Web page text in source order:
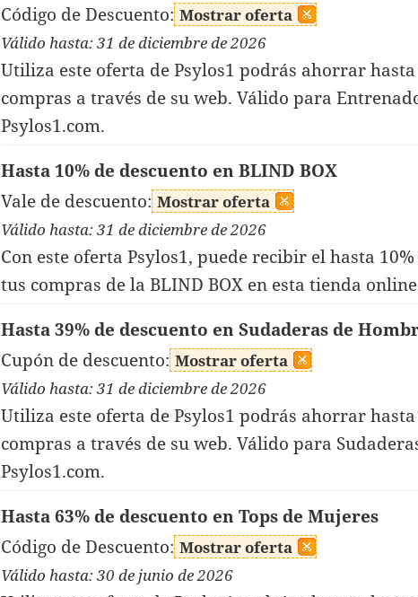
Código de Descuento: Mostrar oferta
Válido hasta: 31 de diciembre de 2026
Utiliza este oferta de Psylos1 podrás ahorrar
compras a través de su web. Válido para
Psylos1.com.
Hasta 10% de descuento en BLIND BOX
Vale de descuento: Mostrar oferta
Válido hasta: 31 de diciembre de 2026
Con este oferta Psylos1, puede recibir el hasta
tus compras de la BLIND BOX en esta tienda
Hasta 39% de descuento en Sudaderas de
Cupón de descuento: Mostrar oferta
Válido hasta: 31 de diciembre de 2026
Utiliza este oferta de Psylos1 podrás ahorrar
compras a través de su web. Válido para
Psylos1.com.
Hasta 63% de descuento en Tops de Mujeres
Código de Descuento: Mostrar oferta
Válido hasta: 30 de junio de 2026